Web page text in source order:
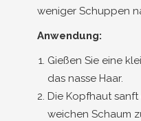
weniger Schuppen
Anwendung:
Gießen Sie eine
das nasse Haar.
Die Kopfhaut sanft
weichen Schaum